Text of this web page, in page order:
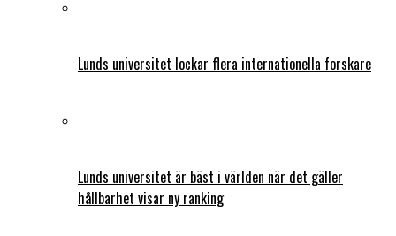
Lunds universitet lockar flera internationella forskare
Lunds universitet är bäst i världen när det gäller
hållbarhet visar ny ranking